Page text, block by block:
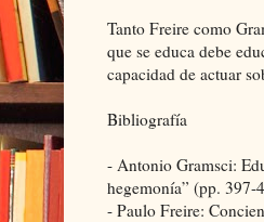
Tanto Freire como
que se educa debe
capacidad de actuar
Bibliografía
- Antonio Gramsci:
hegemonía” (pp. 397-
- Paulo Freire: